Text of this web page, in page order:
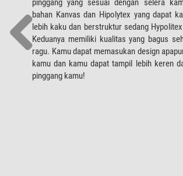
pinggang yang sesuai dengan selera
bahan Kanvas dan Hipolytex yang dapat
lebih kaku dan berstruktur sedang
Keduanya memiliki kualitas yang bagus
ragu. Kamu dapat memasukan design
kamu dan kamu dapat tampil lebih keren
pinggang kamu!